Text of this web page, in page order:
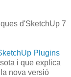
d'SketchUp 7
Plugins
i que explica
nova versió